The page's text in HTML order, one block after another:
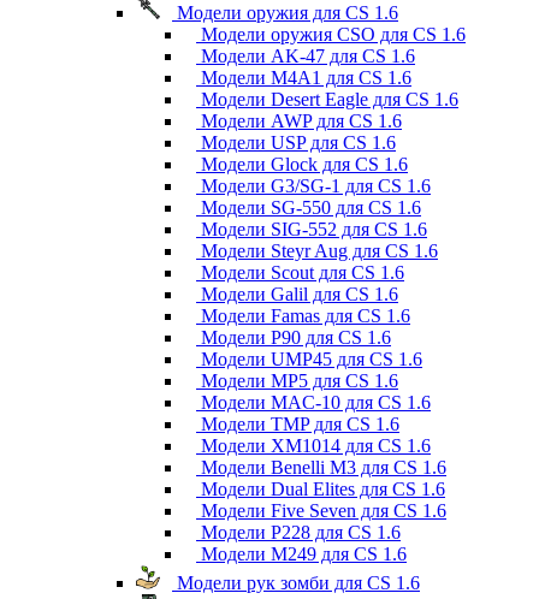
Модели оружия для CS 1.6
Модели оружия CSO для CS 1.6
Модели AK-47 для CS 1.6
Модели M4A1 для CS 1.6
Модели Desert Eagle для CS 1.6
Модели AWP для CS 1.6
Модели USP для CS 1.6
Модели Glock для CS 1.6
Модели G3/SG-1 для CS 1.6
Модели SG-550 для CS 1.6
Модели SIG-552 для CS 1.6
Модели Steyr Aug для CS 1.6
Модели Scout для CS 1.6
Модели Galil для CS 1.6
Модели Famas для CS 1.6
Модели P90 для CS 1.6
Модели UMP45 для CS 1.6
Модели MP5 для CS 1.6
Модели MAC-10 для CS 1.6
Модели TMP для CS 1.6
Модели XM1014 для CS 1.6
Модели Benelli M3 для CS 1.6
Модели Dual Elites для CS 1.6
Модели Five Seven для CS 1.6
Модели P228 для CS 1.6
Модели M249 для CS 1.6
Модели рук зомби для CS 1.6